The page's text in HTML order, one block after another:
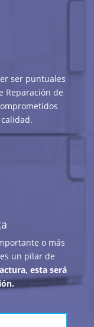
ser puntuales
Reparación de
o más
un pilar de
esta será